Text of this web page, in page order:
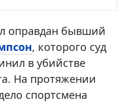
оправдан бывший
, которого суд
в убийстве
На протяжении
спортсмена